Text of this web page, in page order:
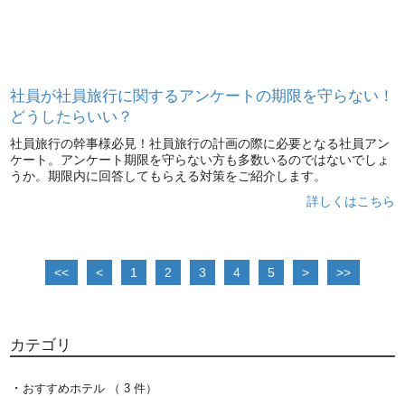
社員が社員旅行に関するアンケートの期限を守らない！
どうしたらいい？
社員旅行の幹事様必見！社員旅行の計画の際に必要となる社員アン
ケート。アンケート期限を守らない方も多数いるのではないでしょ
うか。期限内に回答してもらえる対策をご紹介します。
詳しくはこちら
1 2 3 4 5
カテゴリ
おすすめホテル （ 3 件）